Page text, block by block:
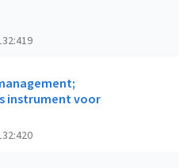
instrument voor